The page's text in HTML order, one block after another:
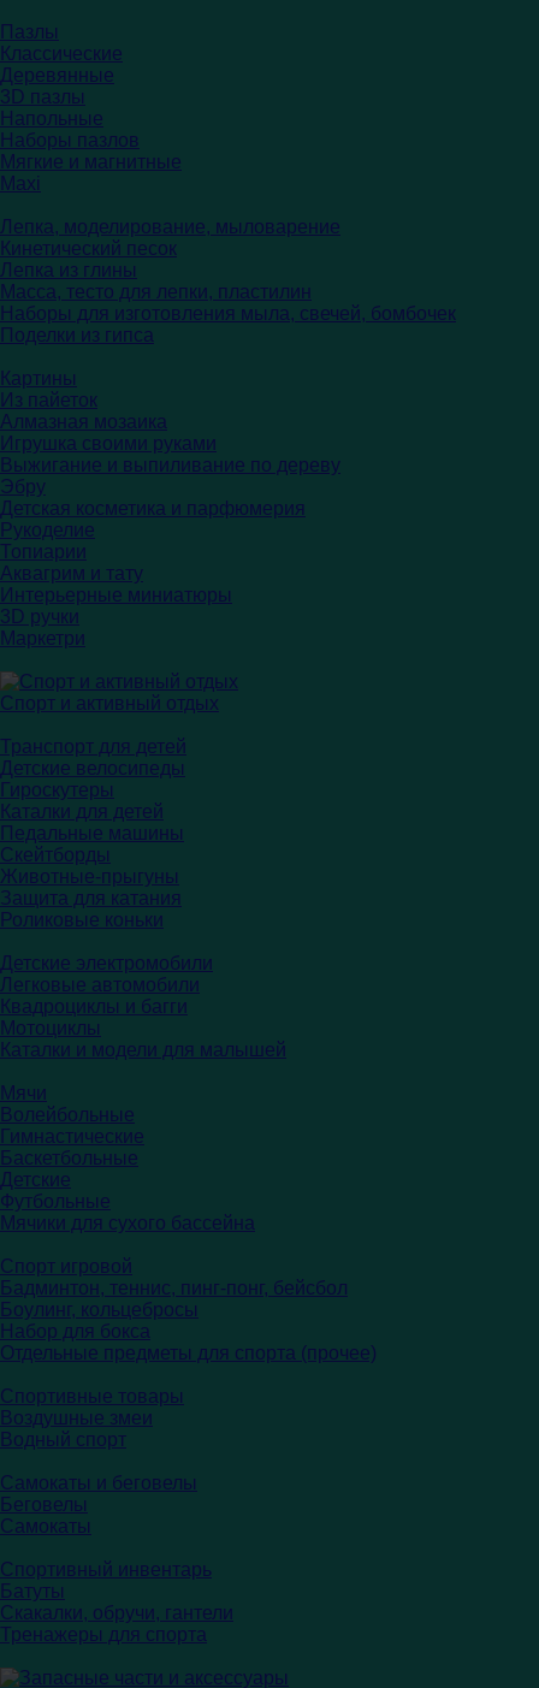
Пазлы
Классические
Деревянные
3D пазлы
Напольные
Наборы пазлов
Мягкие и магнитные
Maxi
Лепка, моделирование, мыловарение
Кинетический песок
Лепка из глины
Масса, тесто для лепки, пластилин
Наборы для изготовления мыла, свечей, бомбочек
Поделки из гипса
Картины
Из пайеток
Алмазная мозаика
Игрушка своими руками
Выжигание и выпиливание по дереву
Эбру
Детская косметика и парфюмерия
Рукоделие
Топиарии
Аквагрим и тату
Интерьерные миниатюры
3D ручки
Маркетри
Спорт и активный отдых
Транспорт для детей
Детские велосипеды
Гироскутеры
Каталки для детей
Педальные машины
Скейтборды
Животные-прыгуны
Защита для катания
Роликовые коньки
Детские электромобили
Легковые автомобили
Квадроциклы и багги
Мотоциклы
Каталки и модели для малышей
Мячи
Волейбольные
Гимнастические
Баскетбольные
Детские
Футбольные
Мячики для сухого бассейна
Спорт игровой
Бадминтон, теннис, пинг-понг, бейсбол
Боулинг, кольцебросы
Набор для бокса
Отдельные предметы для спорта (прочее)
Спортивные товары
Воздушные змеи
Водный спорт
Самокаты и беговелы
Беговелы
Самокаты
Спортивный инвентарь
Батуты
Скакалки, обручи, гантели
Тренажеры для спорта